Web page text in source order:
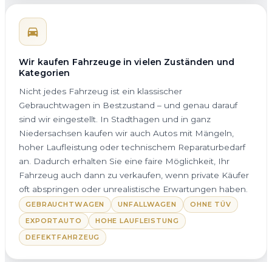
Wir kaufen Fahrzeuge in vielen Zuständen und
Kategorien
Nicht jedes Fahrzeug ist ein klassischer
Gebrauchtwagen in Bestzustand – und genau darauf
sind wir eingestellt. In Stadthagen und in ganz
Niedersachsen kaufen wir auch Autos mit Mängeln,
hoher Laufleistung oder technischem Reparaturbedarf
an. Dadurch erhalten Sie eine faire Möglichkeit, Ihr
Fahrzeug auch dann zu verkaufen, wenn private Käufer
oft abspringen oder unrealistische Erwartungen haben.
GEBRAUCHTWAGEN UNFALLWAGEN
OHNE TÜV
EXPORTAUTO
HOHE LAUFLEISTUNG
DEFEKTFAHRZEUG